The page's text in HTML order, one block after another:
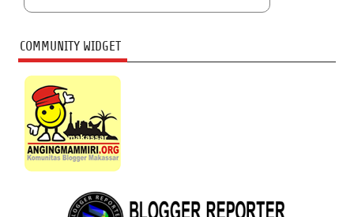
COMMUNITY WIDGET